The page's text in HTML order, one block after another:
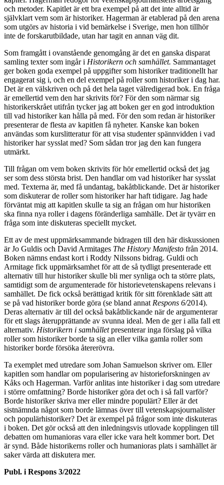
och metoder. Kapitlet är ett bra exempel på att det inte alltid är
självklart vem som är historiker. Hagerman är etablerad på den arena
som utgörs av historia i vid bemärkelse i Sverige, men hon tillhör
inte de forskarutbildade, utan har tagit en annan väg dit.
Som framgått i ovanstående genomgång är det en ganska disparat
samling texter som ingår i Historikern och samhället. Sammantaget
ger boken goda exempel på uppgifter som historiker traditionellt har
engagerat sig i, och en del exempel på roller som historiker i dag har.
Det är en välskriven och på det hela taget välredigerad bok. En fråga
är emellertid vem den har skrivits för? För den som närmar sig
historikerskrået utifrån tycker jag att boken ger en god introduktion
till vad historiker kan hålla på med. För den som redan är historiker
presenterar de flesta av kapitlen få nyheter. Kanske kan boken
användas som kurslitteratur för att visa studenter spännvidden i vad
historiker har sysslat med? Som sådan tror jag den kan fungera
utmärkt.
Till frågan om vem boken skrivits för hör emellertid också det jag
ser som dess största brist. Den handlar om vad historiker har sysslat
med. Texterna är, med få undantag, bakåtblickande. Det är historiker
som diskuterar de roller som historiker har haft tidigare. Jag hade
förväntat mig att kapitlen skulle ta sig an frågan om hur historiken
ska finna nya roller i dagens föränderliga samhälle. Det är tyvärr en
fråga som inte diskuteras speciellt mycket.
Ett av de mest uppmärksammande bidragen till den här diskussionen
är Jo Guldis och David Armitages The History Manifesto från 2014.
Boken nämns endast kort i Roddy Nilssons bidrag. Guldi och
Armitage fick uppmärksamhet för att de så tydligt presenterade ett
alternativ till hur historiker skulle bli mer synliga och ta större plats,
samtidigt som de argumenterade för historievetenskapens relevans i
samhället. De fick också berättigad kritik för sitt förenklade sätt att
se på vad historiker borde göra (se bland annatRespons 6/2014).
Deras alternativ är till del också bakåtblickande när de argumenterar
för ett slags återupprättande av svunna ideal. Men de ger i alla fall ett
alternativ. Historikern i samhälletpresenterar inga förslag på vilka
roller som historiker borde ta sig an eller vilka gamla roller som
historiker borde försöka återerövra.
Ta exemplet med utredare som Johan Samuelson skriver om. Eller
kapitlen som handlar om popularisering av historieforskningen av
Kåks och Hagerman. Varför anlitas inte historiker i dag som utredare
i större omfattning? Borde historiker göra det och i så fall varför?
Borde historiker skriva mer eller mindre populärt? Eller är det
sistnämnda något som borde lämnas över till vetenskapsjournalister
och populärhistoriker? Det är exempel på frågor som inte diskuteras
i boken. Det gör också att den inledningsvis utlovade kopplingen till
debatten om humanioras vara eller icke vara helt kommer bort. Det
är synd. Både historikerns roller och humanioras plats i samhället är
saker värda att diskutera mer.
Publ. iRespons 3/2022